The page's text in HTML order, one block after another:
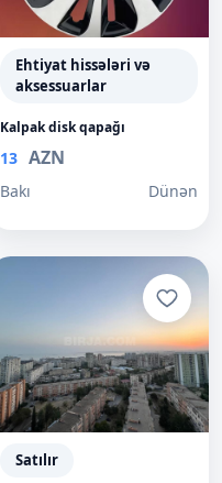
Ehtiyat hissələri və
aksessuarlar
Kalpak disk qapağı
13 AZN
Bakı Dünən
Satılır